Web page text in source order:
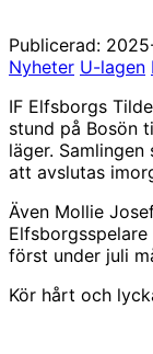
Publicerad:
Nyheter U-lagen
IF Elfsborgs
stund på Bosön
läger.
att avslutas
Även Mollie
först under juli
Kör hårt och